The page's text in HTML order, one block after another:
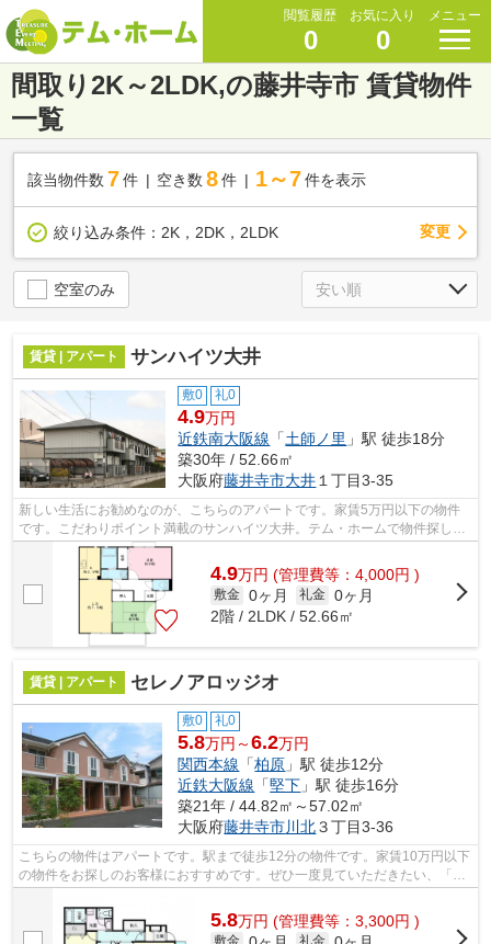
閲覧履歴
0
お気に入り
0
メニュー
間取り2K～2LDK,の藤井寺市 賃貸物件
一覧
該当物件数 7件 空き数 8 件 1～7 件を表示
絞り込み条件： 2K，2DK，2LDK 変更
空室のみ
賃貸 | アパート サンハイツ大井
敷0 礼0
4.9万円
近鉄南大阪線 「土師ノ里 」駅 徒歩18分
築30年 / 52.66㎡
大阪府藤井寺市大井１丁目3-35
新しい生活にお勧めなのが、こちらのアパートです。家賃5万円以下の物件
です。こだわりポイント満載のサンハイツ大井。テム・ホームで物件探しを
するなら、藤井寺市エリアにある物件は...
4.9万円 (管理費等：4,000円 )
敷金 0ヶ月 礼金 0ヶ月
2階 / 2LDK / 52.66㎡
賃貸 | アパート セレノアロッジオ
敷0 礼0
5.8万円～6.2万円
関西本線 「柏原 」駅 徒歩12分
近鉄大阪線 「堅下 」駅 徒歩16分
築21年 / 44.82㎡～57.02㎡
大阪府藤井寺市川北３丁目3-36
こちらの物件はアパートです。駅まで徒歩12分の物件です。家賃10万円以下
の物件をお探しのお客様におすすめです。ぜひ一度見ていただきたい、「セ
5.8万円 (管理費等：3,300円 )
敷金 礼金